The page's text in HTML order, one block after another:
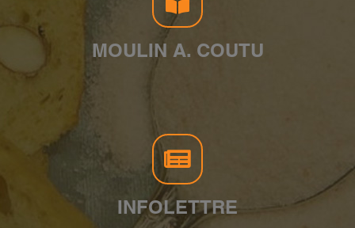
MOULIN A. COUTU
INFOLETTRE